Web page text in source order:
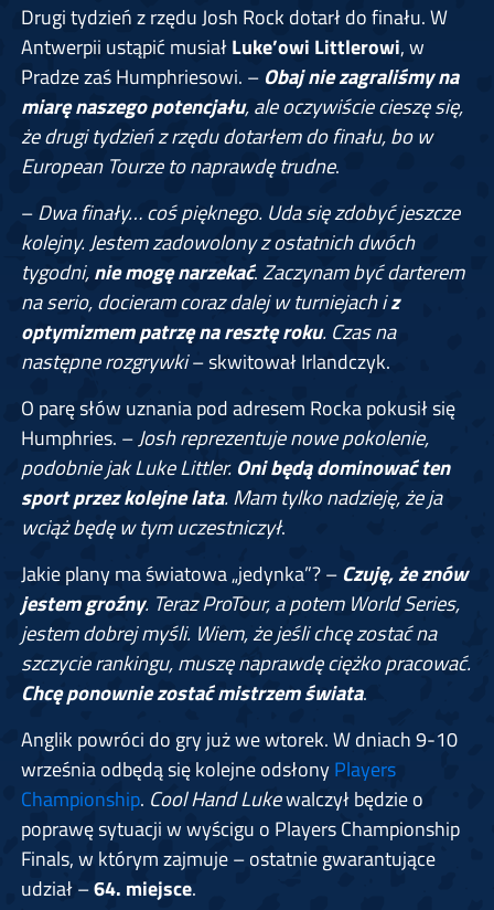
Drugi tydzień z rzędu Josh Rock dotarł do finału. W
Antwerpii ustąpić musiałLuke’owi Littlerowi, w
Pradze zaś Humphriesowi. – Obaj nie zagraliśmy na
miarę naszego potencjału, ale oczywiście cieszę się,
że drugi tydzień z rzędu dotarłem do finału, bo w
European Tourze to naprawdę trudne.
–Dwa finały… coś pięknego. Uda się zdobyć jeszcze
kolejny. Jestem zadowolony z ostatnich dwóch
tygodni,nie mogę narzekać. Zaczynam być darterem
na serio, docieram coraz dalej w turniejach iz
optymizmem patrzę na resztę roku. Czas na
następne rozgrywki– skwitował Irlandczyk.
O parę słów uznania pod adresem Rocka pokusił się
Humphries. –Josh reprezentuje nowe pokolenie,
podobnie jak Luke Littler. Oni będą dominować ten
sport przez kolejne lata. Mam tylko nadzieję, że ja
wciąż będę w tym uczestniczył.
Jakie plany ma światowa „jedynka”? – Czuję, że znów
jestem groźny. Teraz ProTour, a potem World Series,
jestem dobrej myśli. Wiem, że jeśli chcę zostać na
szczycie rankingu, muszę naprawdę ciężko pracować.
Chcę ponownie zostać mistrzem świata.
Anglik powróci do gry już we wtorek. W dniach 9-10
września odbędą się kolejne odsłonyPlayers
Championship. Cool Hand Lukewalczył będzie o
poprawę sytuacji w wyścigu o Players Championship
Finals, w którym zajmuje – ostatnie gwarantujące
udział –64. miejsce.